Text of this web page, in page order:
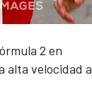
2 en
alta velocidad a